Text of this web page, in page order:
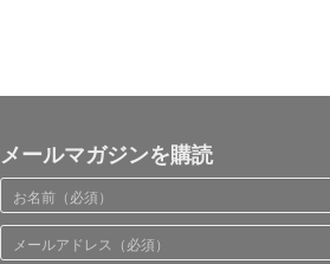
メールマガジンを購読